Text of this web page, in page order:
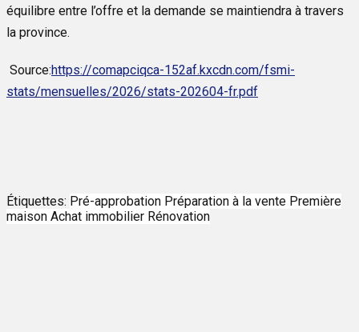
équilibre entre l’offre et la demande se maintiendra à travers
la province.
Source:https://comapciqca-152af.kxcdn.com/fsmi-
stats/mensuelles/2026/stats-202604-fr.pdf
Étiquettes: Pré-approbation Préparation à la vente Première
maison Achat immobilier Rénovation